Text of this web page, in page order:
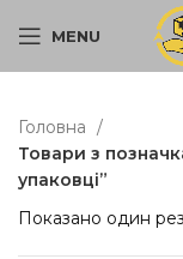
MENU
Головна
Товари з
упаковці”
Показано один